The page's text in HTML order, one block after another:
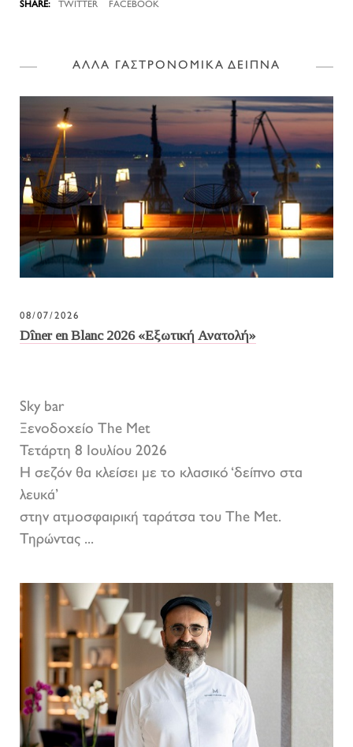
TWITTER FACEBOOK
ΑΛΛΑ ΓΑΣΤΡΟΝΟΜΙΚΑ ΔΕΙΠΝΑ
08/07/2026
Dîner en Blanc 2026 «Εξωτική Ανατολή»
Sky bar
Ξενοδοχείο The Met
Τετάρτη 8 Ιουλίου 2026
Η σεζόν θα κλείσει με το κλασικό ‘δείπνο στα
λευκά’
στην ατμοσφαιρική ταράτσα του The Met.
Τηρώντας ...